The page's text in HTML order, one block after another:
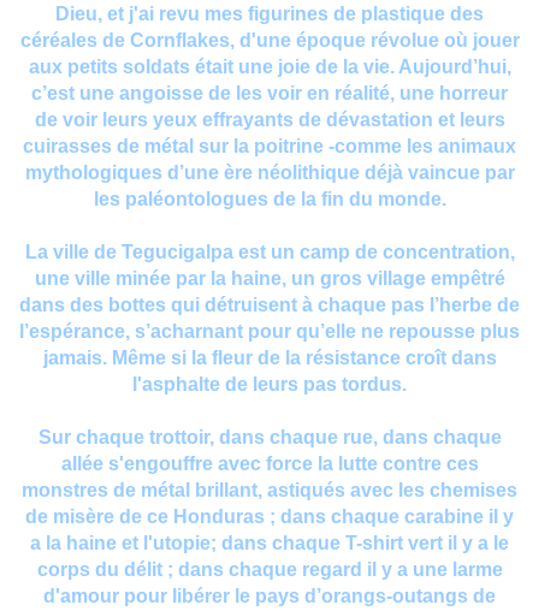
Dieu, et j'ai revu mes figurines de plastique des
céréales de Cornflakes, d'une époque révolue où jouer
aux petits soldats était une joie de la vie. Aujourd’hui,
c’est une angoisse de les voir en réalité, une horreur
de voir leurs yeux effrayants de dévastation et leurs
cuirasses de métal sur la poitrine -comme les animaux
mythologiques d’une ère néolithique déjà vaincue par
les paléontologues de la fin du monde.
La ville de Tegucigalpa est un camp de concentration,
une ville minée par la haine, un gros village empêtré
dans des bottes qui détruisent à chaque pas l’herbe de
l’espérance, s’acharnant pour qu’elle ne repousse plus
jamais. Même si la fleur de la résistance croît dans
l'asphalte de leurs pas tordus.
Sur chaque trottoir, dans chaque rue, dans chaque
allée s'engouffre avec force la lutte contre ces
monstres de métal brillant, astiqués avec les chemises
de misère de ce Honduras ; dans chaque carabine il y
a la haine et l'utopie; dans chaque T-shirt vert il y a le
corps du délit ; dans chaque regard il y a une larme
d'amour pour libérer le pays d’orangs-outangs de